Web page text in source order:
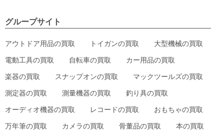
グループサイト
アウトドア用品の買取 トイガンの買取 大型機械の買取
電動工具の買取 自転車の買取 カー用品の買取
楽器の買取 スナップオンの買取 マックツールズの買取
測定器の買取 測量機器の買取 釣り具の買取
オーディオ機器の買取 レコードの買取 おもちゃの買取
万年筆の買取 カメラの買取 骨董品の買取 本の買取